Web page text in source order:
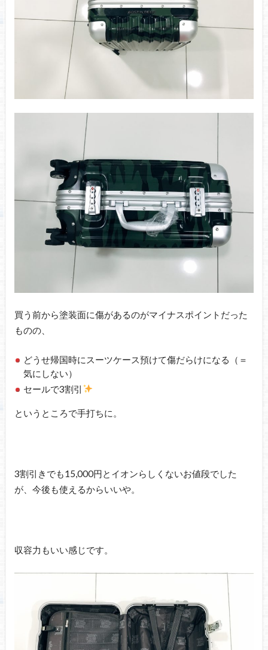
買う前から塗装面に傷があるのがマイナスポイントだった
ものの、
どうせ帰国時にスーツケース預けて傷だらけになる（＝
気にしない）
セールで3割引
というところで手打ちに。
3割引きでも15,000円とイオンらしくないお値段でした
が、今後も使えるからいいや。
収容力もいい感じです。